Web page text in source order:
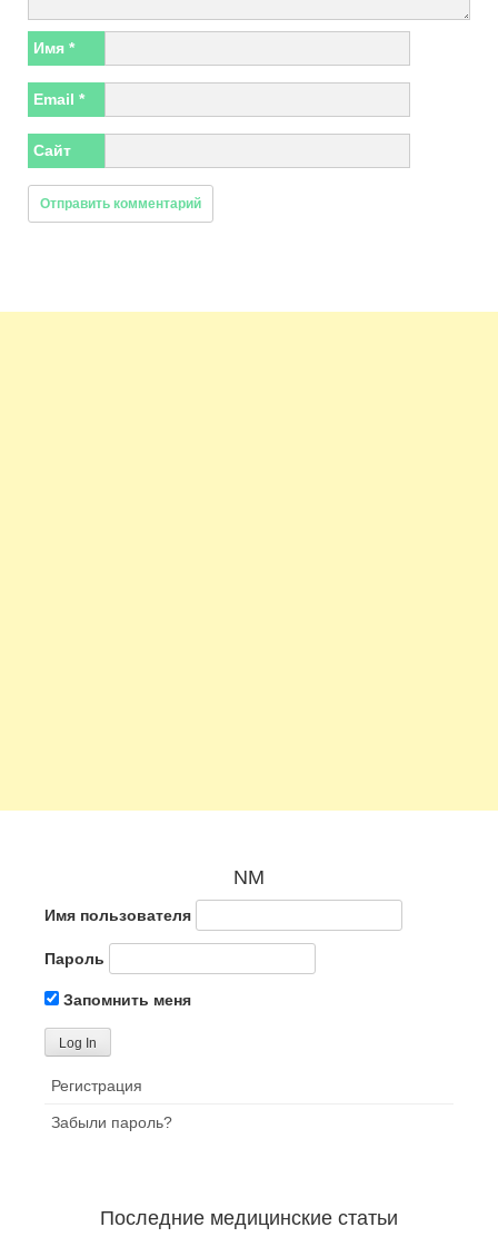
Имя *
Email *
Сайт
NM
Имя пользователя
Пароль
Запомнить меня
Регистрация
Забыли пароль?
Последние медицинские статьи